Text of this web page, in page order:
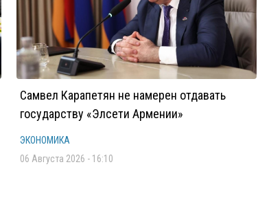
Самвел Карапетян не намерен отдавать
государству «Элсети Армении»
ЭКОНОМИКА
06 Августа 2026 - 16:10